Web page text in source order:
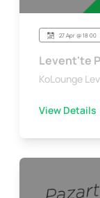
27 Apr @ 18:00
Levent'te
KoLounge
View Details